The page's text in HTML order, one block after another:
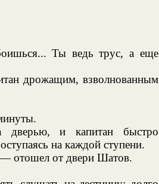
Ты ведь трус, а еще
дрожащим, взволнованным
и капитан быстро
на каждой ступени.
отошел от двери Шатов.